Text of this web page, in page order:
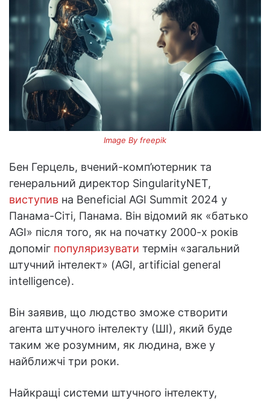
Image By freepik
Бен Герцель, вчений-комп’ютерник та
генеральний директор SingularityNET,
виступив на Beneficial AGI Summit 2024 у
Панама-Сіті, Панама. Він відомий як «батько
AGI» після того, як на початку 2000-х років
допоміг популяризувати термін «загальний
штучний інтелект» (AGI, artificial general
intelligence).
Він заявив, що людство зможе створити
агента штучного інтелекту (ШІ), який буде
таким же розумним, як людина, вже у
найближчі три роки.
Найкращі системи штучного інтелекту,